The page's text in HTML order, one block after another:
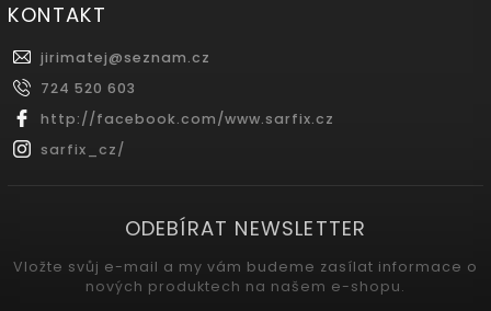
KONTAKT
jirimatej@seznam.cz
724 520 603
http://facebook.com/www.sarfix.cz
sarfix_cz/
ODEBÍRAT NEWSLETTER
Vložte svůj e-mail a my vám budeme zasílat informace o
nových produktech na našem e-shopu.